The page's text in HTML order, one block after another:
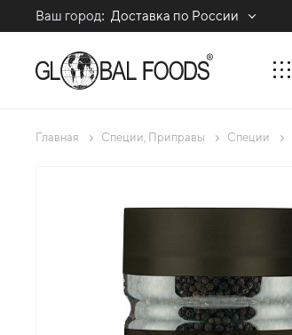
Ваш город: Доставка по России
Главная Специи, Приправы Специи